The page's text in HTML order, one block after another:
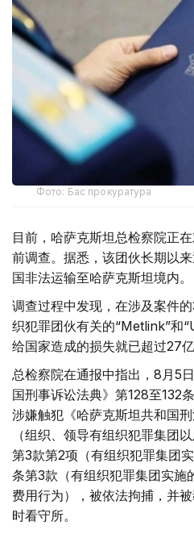
Фото: Бас прокуратура
目前，哈萨克斯坦总检察院正
前调查。据悉，该团伙长期以
国非法运输至哈萨克斯坦境内。
调查过程中发现，在涉及案件
织犯罪团伙有关的“Metlink”和
给国家造成的损失就已超过27亿
总检察院在通报中指出，8月5
国刑事诉讼法典》第128至132
涉嫌触犯《哈萨克斯坦共和国
（组织、领导有组织犯罪集团
第3款第2项（有组织犯罪集团
条第3款（有组织犯罪集团实施
费用行为），被依法拘捕，并
时看守所。